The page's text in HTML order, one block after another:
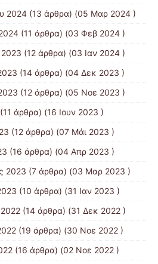
2024 (13 άρθρα) (05 Μαρ 2024 )
(11 άρθρα) (03 Φεβ 2024 )
(12 άρθρα) (03 Ιαν 2024 )
(14 άρθρα) (04 Δεκ 2023 )
(12 άρθρα) (05 Νοε 2023 )
(11 άρθρα) (16 Ιουν 2023 )
(12 άρθρα) (07 Μάι 2023 )
(16 άρθρα) (04 Απρ 2023 )
2023 (7 άρθρα) (03 Μαρ 2023 )
(10 άρθρα) (31 Ιαν 2023 )
(14 άρθρα) (31 Δεκ 2022 )
(19 άρθρα) (30 Νοε 2022 )
(16 άρθρα) (02 Νοε 2022 )